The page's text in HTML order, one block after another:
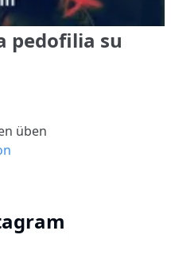
pedofilia su
üben